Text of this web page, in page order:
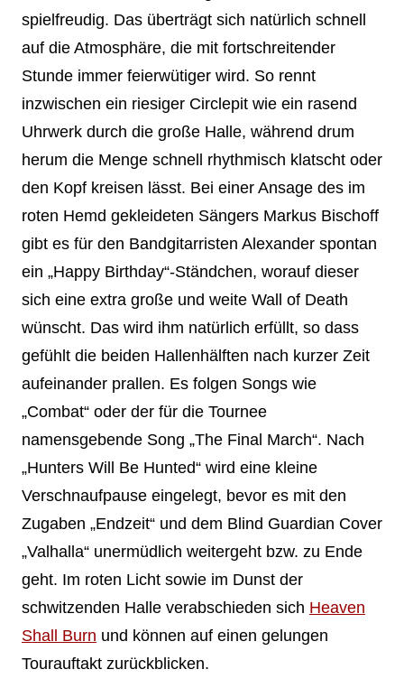
spielfreudig. Das überträgt sich natürlich schnell
auf die Atmosphäre, die mit fortschreitender
Stunde immer feierwütiger wird. So rennt
inzwischen ein riesiger Circlepit wie ein rasend
Uhrwerk durch die große Halle, während drum
herum die Menge schnell rhythmisch klatscht oder
den Kopf kreisen lässt. Bei einer Ansage des im
roten Hemd gekleideten Sängers Markus Bischoff
gibt es für den Bandgitarristen Alexander spontan
ein „Happy Birthday“-Ständchen, worauf dieser
sich eine extra große und weite Wall of Death
wünscht. Das wird ihm natürlich erfüllt, so dass
gefühlt die beiden Hallenhälften nach kurzer Zeit
aufeinander prallen. Es folgen Songs wie
„Combat“ oder der für die Tournee
namensgebende Song „The Final March“. Nach
„Hunters Will Be Hunted“ wird eine kleine
Verschnaufpause eingelegt, bevor es mit den
Zugaben „Endzeit“ und dem Blind Guardian Cover
„Valhalla“ unermüdlich weitergeht bzw. zu Ende
geht. Im roten Licht sowie im Dunst der
schwitzenden Halle verabschieden sich Heaven
Shall Burn und können auf einen gelungen
Tourauftakt zurückblicken.